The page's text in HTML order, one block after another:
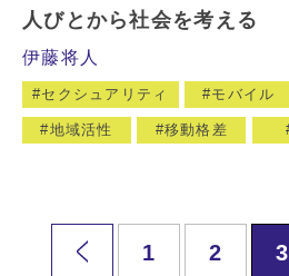
人びとから社会を考える
伊藤将人
セクシュアリティ モバイル
地域活性 移動格差
1 2 3